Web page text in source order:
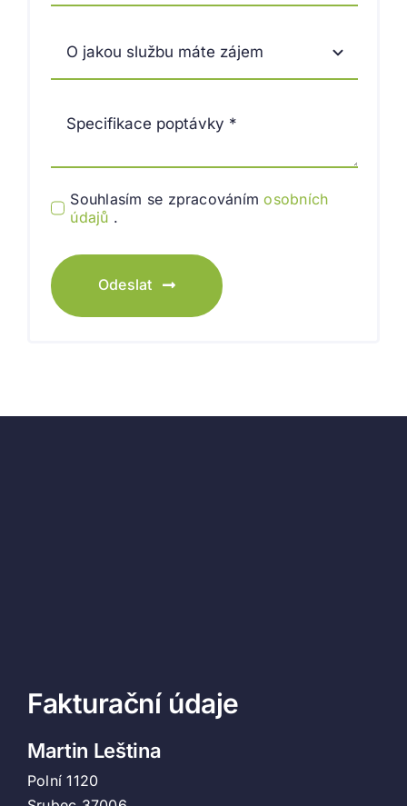
Souhlasím se zpracovánímosobních
údajů .
Odeslat
Fakturační údaje
Martin Leština
Polní 1120